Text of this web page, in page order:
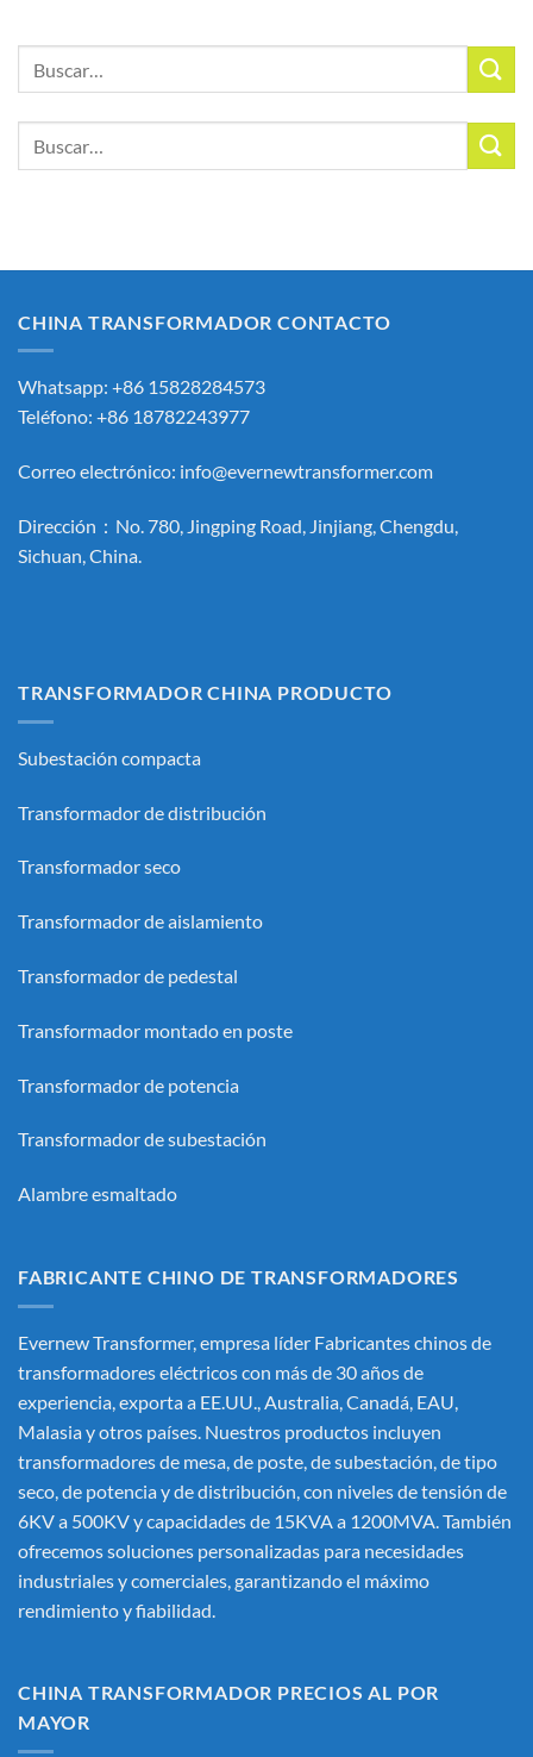
CHINA TRANSFORMADOR CONTACTO
Whatsapp: +86 15828284573
Teléfono: +86 18782243977
Correo electrónico: info@evernewtransformer.com
Dirección：No. 780, Jingping Road, Jinjiang, Chengdu,
Sichuan, China.
TRANSFORMADOR CHINA PRODUCTO
Subestación compacta
Transformador de distribución
Transformador seco
Transformador de aislamiento
Transformador de pedestal
Transformador montado en poste
Transformador de potencia
Transformador de subestación
Alambre esmaltado
FABRICANTE CHINO DE TRANSFORMADORES
Evernew Transformer, empresa líder Fabricantes chinos de
transformadores eléctricoscon más de 30 años de
experiencia, exporta a EE.UU., Australia, Canadá, EAU,
Malasia y otros países. Nuestros productos incluyen
transformadores de mesa, de poste, de subestación, de tipo
seco, de potencia y de distribución, con niveles de tensión de
6KV a 500KV y capacidades de 15KVA a 1200MVA. También
ofrecemos soluciones personalizadas para necesidades
industriales y comerciales, garantizando el máximo
rendimiento y fiabilidad.
CHINA TRANSFORMADOR PRECIOS AL POR
MAYOR